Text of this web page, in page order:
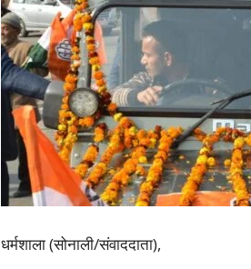
धर्मशाला (सोनाली/संवाददाता),